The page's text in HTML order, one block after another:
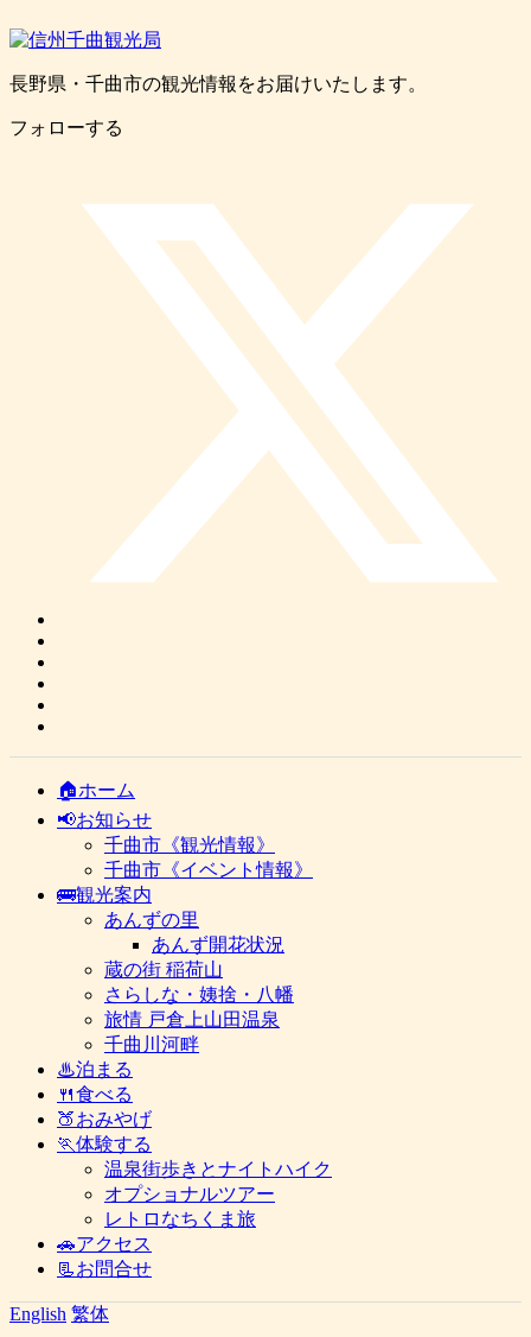
長野県・千曲市の観光情報をお届けいたします。
フォローする
🏠ホーム
📢お知らせ
千曲市《観光情報》
千曲市《イベント情報》
🚌観光案内
あんずの里
あんず開花状況
蔵の街 稲荷山
さらしな・姨捨・八幡
旅情 戸倉上山田温泉
千曲川河畔
♨泊まる
🍴食べる
🍑おみやげ
🏃体験する
温泉街歩きとナイトハイク
オプショナルツアー
レトロなちくま旅
🚗アクセス
📃お問合せ
English 繁体